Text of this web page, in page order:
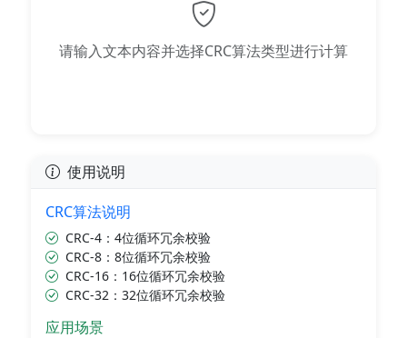
请输入文本内容并选择CRC算法类型进行计算
使用说明
CRC算法说明
CRC-4：4位循环冗余校验
CRC-8：8位循环冗余校验
CRC-16：16位循环冗余校验
CRC-32：32位循环冗余校验
应用场景